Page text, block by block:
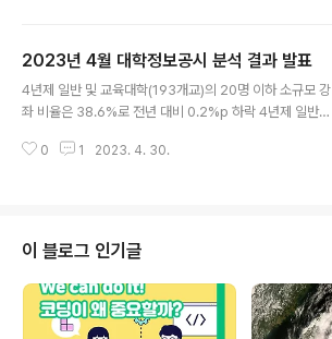
영)·특허청(청장 이인실)과 공동으로 ‘제13기 지식재산(IP)
마이스터 프로그램’의 참가자를 5월 3일(수)부터 5월 31
일(수)까지 모집한다. ‘지식재산 마이스터 프로그램’은 특
이디어를 발굴하여, 특허 출원부터 시제품 제작까지 지원
2023년 4월 대학정보공시 분석 결과 발표
4년제 일반 및 교육대학(193개교)의 20명 이하 소규모 강
좌 비율은 38.6%로 전년 대비 0.2%p 하락 4년제 일반
원으로, 전년 대비 31.8천 원(0.5%) 상승 교육부(부총리
율, 학생 규모별 강좌 수, 등록금 현황, 학생 성적평가 결과
등의 정보를 공시하고 4년제 일반 및 교육대학 193개교,
전문대학 132개교에 대한 분석 결과를 공개했다. 2023년
4월 4년제 일반 및 교육대학 193개교의 공시 항목별 주요
분석 결과는 다음과 같다. 4년제 일반 및 ..
0 1 2023. 4. 30.
이 블로그 인기글